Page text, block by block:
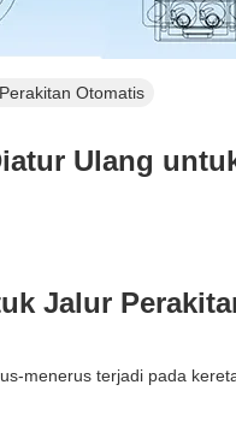
Otomatis
Ulang
Jalur
menerus terjadi pada